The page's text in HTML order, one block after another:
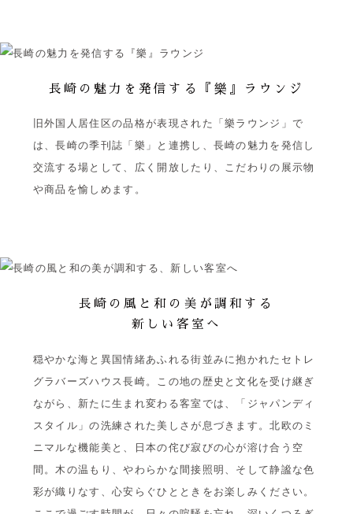
長崎の魅力を発信する『樂』ラウンジ
旧外国人居住区の品格が表現された「樂ラウンジ」で
は、長崎の季刊誌「樂」と連携し、長崎の魅力を発信し
交流する場として、広く開放したり、こだわりの展示物
や商品を愉しめます。
長崎の風と和の美が調和する
新しい客室へ
穏やかな海と異国情緒あふれる街並みに抱かれたセトレ
グラバーズハウス長崎。この地の歴史と文化を受け継ぎ
ながら、新たに生まれ変わる客室では、「ジャパンディ
スタイル」の洗練された美しさが息づきます。北欧のミ
ニマルな機能美と、日本の侘び寂びの心が溶け合う空
間。木の温もり、やわらかな間接照明、そして静謐な色
彩が織りなす、心安らぐひとときをお楽しみください。